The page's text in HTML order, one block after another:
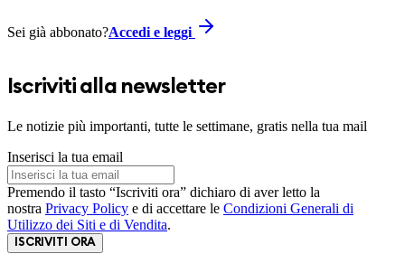
Sei già abbonato?Accedi e leggi
Iscriviti alla newsletter
Le notizie più importanti, tutte le settimane, gratis nella tua mail
Inserisci la tua email
Premendo il tasto “Iscriviti ora” dichiaro di aver letto la
nostra Privacy Policy e di accettare le Condizioni Generali di
Utilizzo dei Siti e di Vendita.
ISCRIVITI ORA